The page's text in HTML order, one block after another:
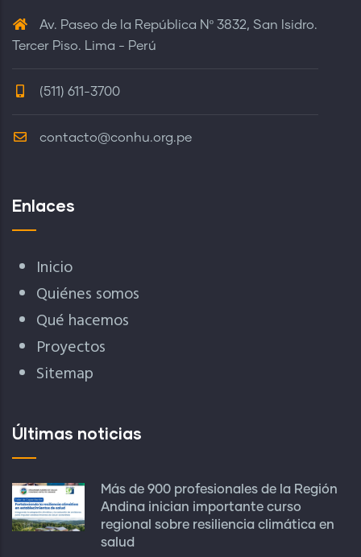
Av. Paseo de la República Nº 3832, San Isidro.
Tercer Piso. Lima - Perú
(511) 611-3700
contacto@conhu.org.pe
Enlaces
Inicio
Quiénes somos
Qué hacemos
Proyectos
Sitemap
Últimas noticias
Más de 900 profesionales de la Región
Andina inician importante curso
regional sobre resiliencia climática en
salud